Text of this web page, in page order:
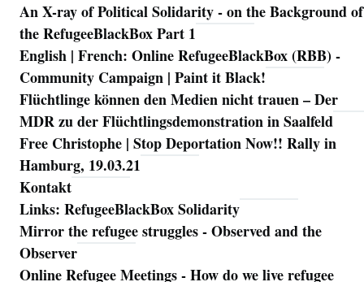
Navigation
An X-ray of Political Solidarity - on the Background of
the RefugeeBlackBox Part 1
English | French: Online RefugeeBlackBox (RBB) -
Community Campaign | Paint it Black!
Flüchtlinge können den Medien nicht trauen – Der
MDR zu der Flüchtlingsdemonstration in Saalfeld
Free Christophe | Stop Deportation Now!! Rally in
Hamburg, 19.03.21
Kontakt
Links: RefugeeBlackBox Solidarity
Mirror the refugee struggles - Observed and the
Observer
Online Refugee Meetings - How do we live refugee